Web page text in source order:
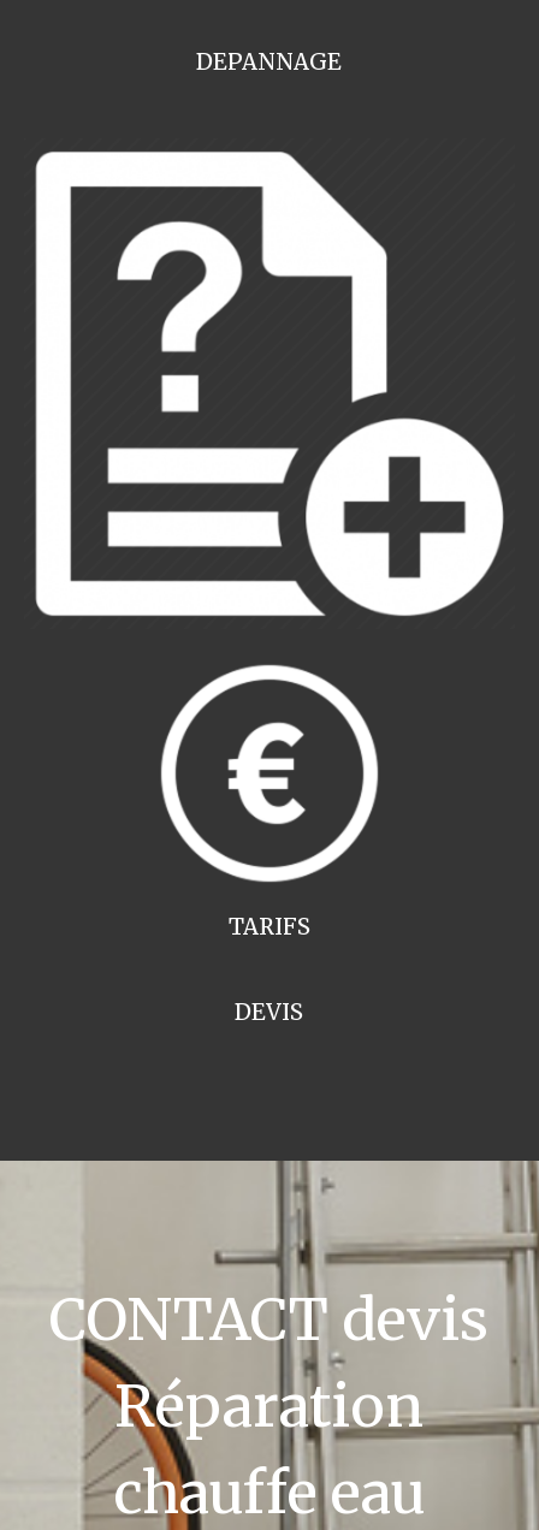
DEPANNAGE
TARIFS
DEVIS
CONTACT devis
Réparation
chauffe eau